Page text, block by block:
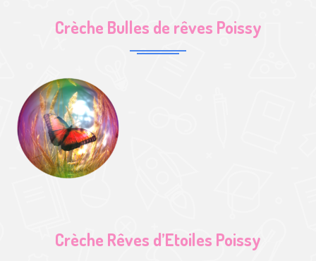
Crèche Bulles de rêves Poissy
Crèche Rêves d’Etoiles Poissy